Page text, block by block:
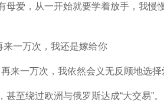
爱，从一开始就要学着放手，我慢
一万次，我还是嫁给你
一万次，我依然会义无反顾地选择
绕过欧洲与俄罗斯达成“大交易”。